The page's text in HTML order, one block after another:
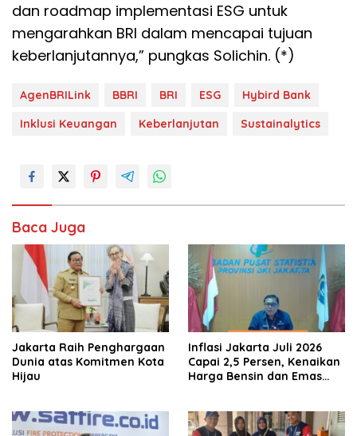
dan roadmap implementasi ESG untuk
mengarahkan BRI dalam mencapai tujuan
keberlanjutannya,” pungkas Solichin. (*)
AgenBRILink BBRI BRI ESG
Hybird Bank
Inklusi Keuangan
Keberlanjutan Sustainalytics
Baca Juga
Jakarta Raih Penghargaan
Dunia atas Komitmen Kota
Hijau
Inflasi Jakarta Juli 2026
Capai 2,5 Persen, Kenaikan
Harga Bensin dan Emas